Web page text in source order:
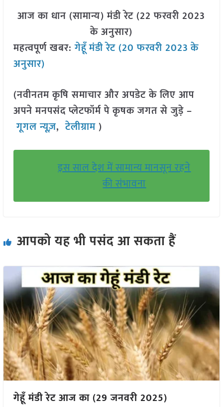
आज का धान (सामान्य) मंडी रेट (22 फरवरी 2023
के अनुसार)
महत्वपूर्ण खबर:गेहूँमंडी रेट (20 फरवरी 2023के
अनुसार)
(नवीनतम कृषि समाचार और अपडेट के लिए आप
अपने मनपसंद प्लेटफॉर्म पे कृषक जगत से जुड़े –
गूगल न्यूज़,टेलीग्राम )
इस साल देश में सामान्य मानसून रहने
की संभावना
आपको यह भी पसंद आ सकता हैं
गेहूँ मंडी रेट आज का (29 जनवरी 2025)